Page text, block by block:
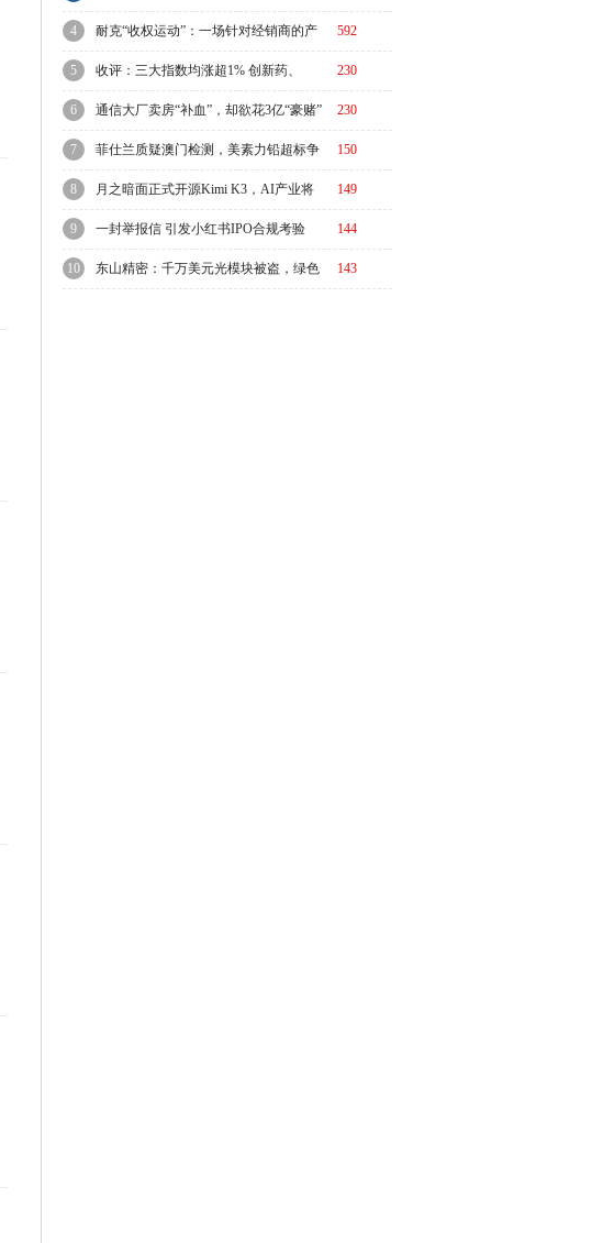
AI故事有水分吗？ 592
4 耐克“收权运动”：一场针对经销商的产
业链价值重估 230
5 收评：三大指数均涨超1% 创新药、
CRO概念全线走强 230
6 通信大厂卖房“补血”，却欲花3亿“豪赌”
150
7 菲仕兰质疑澳门检测，美素力铅超标争
议升级 149
8 月之暗面正式开源Kimi K3，AI产业将
迎又一个“DeepSeek时刻”冲击波？ 144
9 一封举报信 引发小红书IPO合规考验
143
10 东山精密：千万美元光模块被盗，绿色